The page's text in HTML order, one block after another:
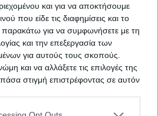
και για να αποκτήσουμε
που είδε τις διαφημίσεις και το
παρακάτω για να συμφωνήσετε με τη
και την επεξεργασία των
για αυτούς τους σκοπούς.
και να αλλάξετε τις επιλογές της
στιγμή επιστρέφοντας σε αυτόν
χώρος 1.694 τ.μ. με
Οδός Λάρισας-Κοζάνης, Λεύκαρα,
Νομός Κοζάνης
180.000€
κτήριο 484 τ.μ.